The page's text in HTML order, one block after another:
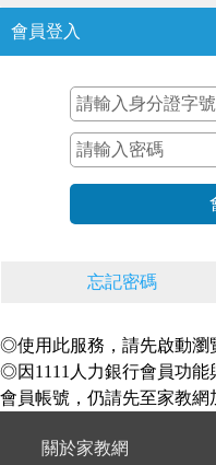
會員登入
忘記密碼
◎使用此服務，請先啟動瀏
◎因1111人力銀行會員功能
會員帳號，仍請先至家教網
關於家教網